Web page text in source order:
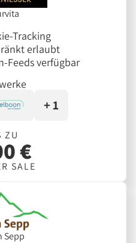
Tracking
erlaubt
Feeds verfügbar
+ 1
ZU
€
SALE
Sepp